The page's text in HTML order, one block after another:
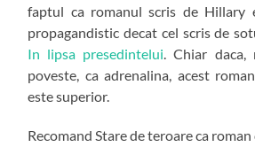
faptul ca romanul scris de Hillary
propagandistic decat cel scris de
In lipsa presedintelui. Chiar daca,
poveste, ca adrenalina, acest
este superior.
Recomand Stare de teroare ca